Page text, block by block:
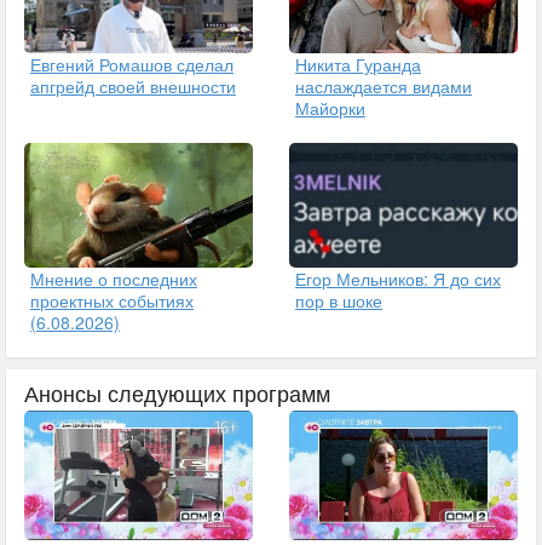
Евгений Ромашов сделал
апгрейд своей внешности
Никита Гуранда
наслаждается видами
Майорки
Мнение о последних
проектных событиях
(6.08.2026)
Егор Мельников: Я до сих
пор в шоке
Анонсы следующих программ